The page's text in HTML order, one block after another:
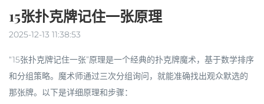
15张扑克牌记住一张原理
2025-12-13 11:38:53
“15张扑克牌记住一张”原理是一个经典的扑克牌魔术，基于数学排序
和分组策略。魔术师通过三次分组询问，就能准确找出观众默选的
那张牌。以下是详细原理和步骤：